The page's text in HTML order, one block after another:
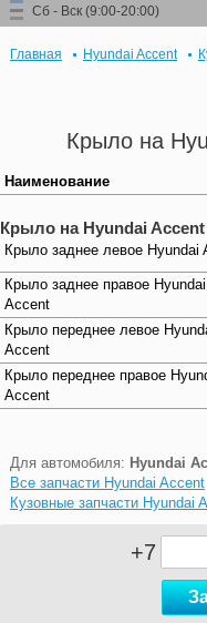
Сб - Вск (9:00-20:00)
Главная Hyundai Accent
Крыло на
Наименование
Крыло на Hyundai Accent
Крыло заднее левое Hyundai
Крыло заднее правое Hyundai
Accent
Крыло переднее левое
Accent
Крыло переднее правое
Accent
Для автомобиля: Hyundai
Все запчасти Hyundai Accent
Кузовные запчасти Hyundai
+7